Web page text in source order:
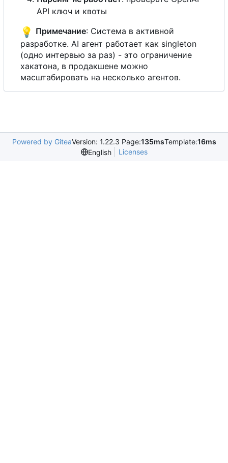
API ключ и квоты
💡 Примечание: Система в активной
разработке. AI агент работает как singleton
(одно интервью за раз) - это ограничение
хакатона, в продакшене можно
масштабировать на несколько агентов.
Powered by GiteaVersion: 1.22.3 Page:135msTemplate:16ms
English
Licenses